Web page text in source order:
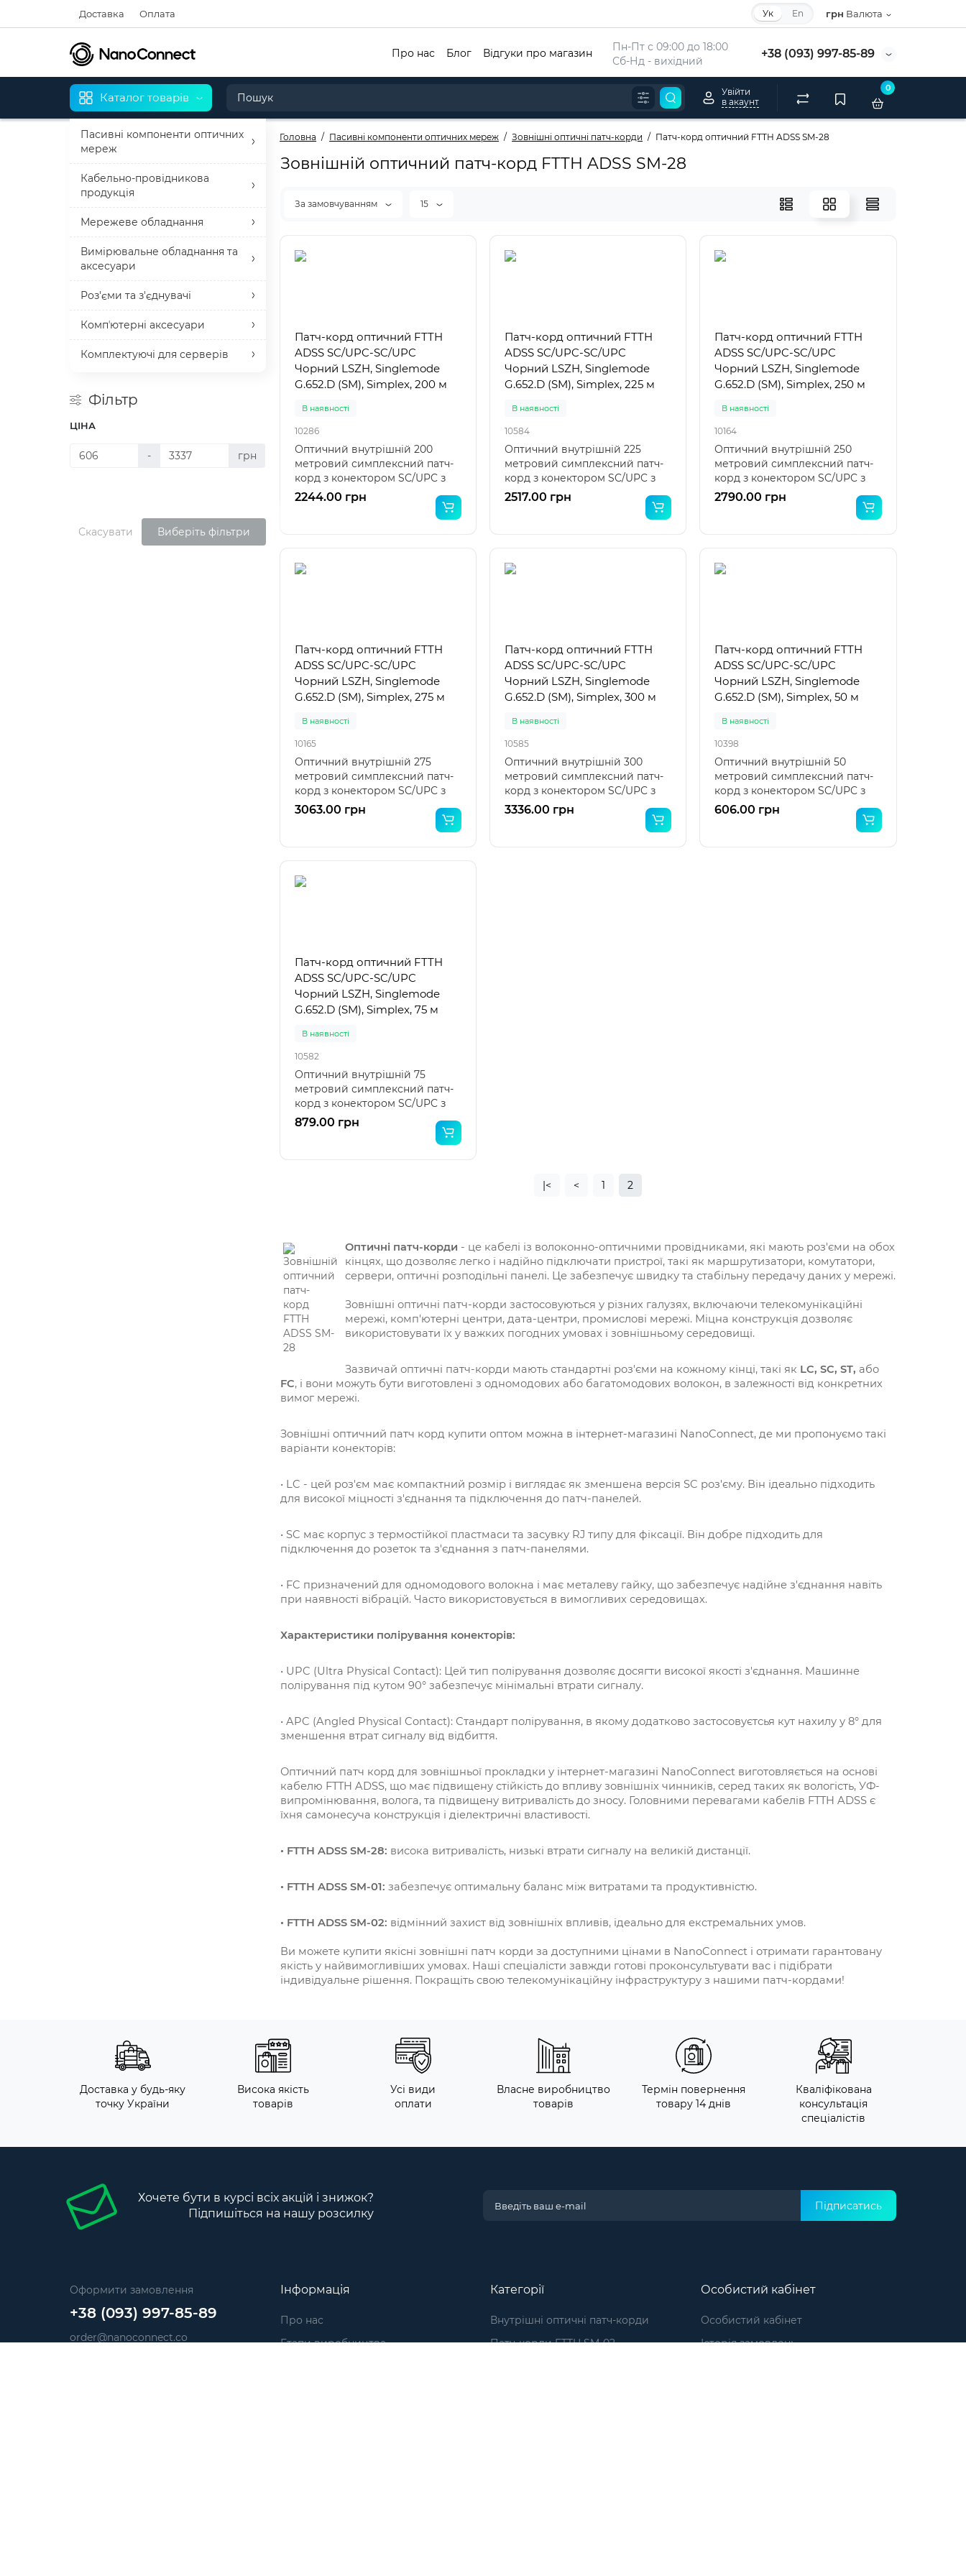
Доставка Оплата грн Валюта
Ук En
Пн-Пт с 09:00 до 18:00
Сб-Нд - вихідний
+38 (093) 997-85-89
Про нас Блог Відгуки про магазин
Каталог товарів
Пасивні компоненти оптичних
мереж
Кабельно-провідникова
продукція
Мережеве обладнання
Вимірювальне обладнання та
аксесуари
Роз'єми та з'єднувачі
Компʼютерні аксесуари
Комплектуючі для серверів
Увійти
в акаунт
0
Головна Пасивні компоненти оптичних мереж Зовнішні оптичні патч-корди Патч-корд оптичний FTTH ADSS SM-28
Фільтр
ЦІНА
- грн
Скасувати Виберіть фільтри
Зовнішній оптичний патч-корд FTTH ADSS SM-28
За замовчуванням 15
Патч-корд оптичний FTTH
ADSS SC/UPC-SC/UPC
Чорний LSZH, Singlemode
G.652.D (SM), Simplex, 200 м
В наявності
10286
Оптичний внутрішній 200
метровий симплексний патч-
корд з конектором SC/UPC з
обох боків на G.65..
2244.00 грн
Патч-корд оптичний FTTH
ADSS SC/UPC-SC/UPC
Чорний LSZH, Singlemode
G.652.D (SM), Simplex, 225 м
В наявності
10584
Оптичний внутрішній 225
метровий симплексний патч-
корд з конектором SC/UPC з
обох боків на G.652.D в..
2517.00 грн
Патч-корд оптичний FTTH
ADSS SC/UPC-SC/UPC
Чорний LSZH, Singlemode
G.652.D (SM), Simplex, 250 м
В наявності
10164
Оптичний внутрішній 250
метровий симплексний патч-
корд з конектором SC/UPC з
обох боків на G.65..
2790.00 грн
Патч-корд оптичний FTTH
ADSS SC/UPC-SC/UPC
Чорний LSZH, Singlemode
G.652.D (SM), Simplex, 275 м
В наявності
10165
Оптичний внутрішній 275
метровий симплексний патч-
корд з конектором SC/UPC з
обох боків на G.652.D в..
3063.00 грн
Патч-корд оптичний FTTH
ADSS SC/UPC-SC/UPC
Чорний LSZH, Singlemode
G.652.D (SM), Simplex, 300 м
В наявності
10585
Оптичний внутрішній 300
метровий симплексний патч-
корд з конектором SC/UPC з
обох боків на G.652.D в..
3336.00 грн
Патч-корд оптичний FTTH
ADSS SC/UPC-SC/UPC
Чорний LSZH, Singlemode
G.652.D (SM), Simplex, 50 м
В наявності
10398
Оптичний внутрішній 50
метровий симплексний патч-
корд з конектором SC/UPC з
обох боків на G.652..
606.00 грн
Патч-корд оптичний FTTH
ADSS SC/UPC-SC/UPC
Чорний LSZH, Singlemode
G.652.D (SM), Simplex, 75 м
В наявності
10582
Оптичний внутрішній 75
метровий симплексний патч-
корд з конектором SC/UPC з
обох боків на G.652.D во..
879.00 грн
|< < 1 2
Оптичні патч-корди - це кабелі із волоконно-оптичними провідниками, які мають роз'єми на обох
кінцях, що дозволяє легко і надійно підключати пристрої, такі як маршрутизатори, комутатори,
сервери, оптичні розподільні панелі. Це забезпечує швидку та стабільну передачу даних у мережі.
Зовнішні оптичні патч-корди застосовуються у різних галузях, включаючи телекомунікаційні
мережі, комп'ютерні центри, дата-центри, промислові мережі. Міцна конструкція дозволяє
використовувати їх у важких погодних умовах і зовнішньому середовищі.
Зазвичай оптичні патч-корди мають стандартні роз'єми на кожному кінці, такі як LC, SC, ST, або
FC, і вони можуть бути виготовлені з одномодових або багатомодових волокон, в залежності від конкретних
вимог мережі.
Зовнішні оптичний патч корд купити оптом можна в інтернет-магазині NanoConnect, де ми пропонуємо такі
варіанти конекторів:
• LC - цей роз'єм має компактний розмір і виглядає як зменшена версія SC роз'єму. Він ідеально підходить
для високої міцності з'єднання та підключення до патч-панелей.
• SC має корпус з термостійкої пластмаси та засувку RJ типу для фіксації. Він добре підходить для
підключення до розеток та з'єднання з патч-панелями.
• FC призначений для одномодового волокна і має металеву гайку, що забезпечує надійне з'єднання навіть
при наявності вібрацій. Часто використовується в вимогливих середовищах.
Характеристики полірування конекторів:
• UPC (Ultra Physical Contact): Цей тип полірування дозволяє досягти високої якості з'єднання. Машинне
полірування під кутом 90° забезпечує мінімальні втрати сигналу.
• APC (Angled Physical Contact): Стандарт полірування, в якому додатково застосовуєтсья кут нахилу у 8° для
зменшення втрат сигналу від відбиття.
Оптичний патч корд для зовнішньої прокладки у інтернет-магазині NanoConnect виготовляється на основі
кабелю FTTH ADSS, що має підвищену стійкість до впливу зовнішніх чинників, серед таких як вологість, УФ-
випромінювання, волога, та підвищену витривалість до зносу. Головними перевагами кабелів FTTH ADSS є
їхня самонесуча конструкція і діелектричні властивості.
• FTTH ADSS SM-28: висока витривалість, низькі втрати сигналу на великій дистанції.
• FTTH ADSS SM-01: забезпечує оптимальну баланс між витратами та продуктивністю.
• FTTH ADSS SM-02: відмінний захист від зовнішніх впливів, ідеально для екстремальних умов.
Ви можете купити якісні зовнішні патч корди за доступними цінами в NanoConnect і отримати гарантовану
якість у найвимогливіших умовах. Наші спеціалісти завжди готові проконсультувати вас і підібрати
індивідуальне рішення. Покращіть свою телекомунікаційну інфраструктуру з нашими патч-кордами!
Доставка у будь-яку
точку України
Висока якість
товарів
Усі види
оплати
Власне виробництво
товарів
Термін повернення
товару 14 днів
Кваліфікована
консультація
спеціалістів
Хочете бути в курсі всіх акцій і знижок?
Підпишіться на нашу розсилку
Підписатись
Оформити замовлення
+38 (093) 997-85-89
order@nanoconnect.co
Інформація
Про нас
Етапи виробництва
Категорії
Внутрішні оптичні патч-корди
Патч-корди FTTH SM-02
Особистий кабінет
Особистий кабінет
Історія замовлень